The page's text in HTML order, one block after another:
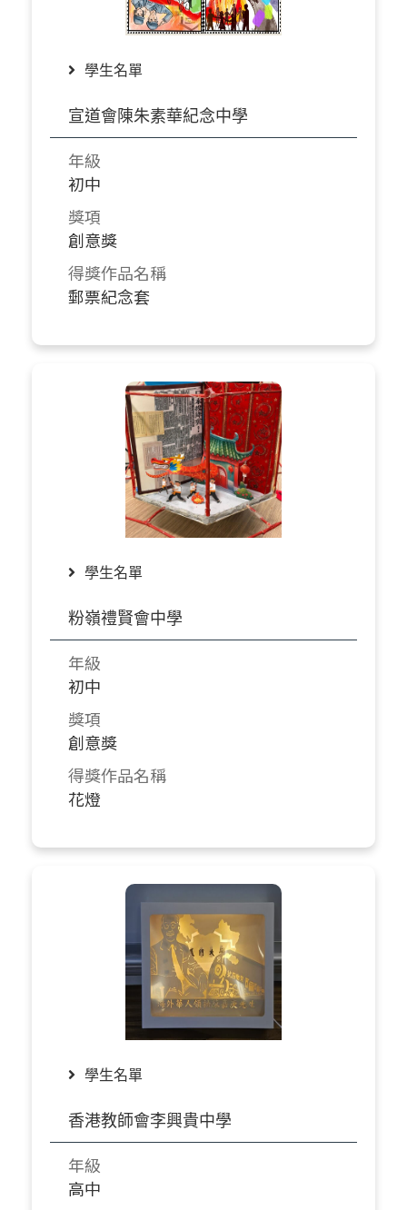
學生名單
宣道會陳朱素華紀念中學
年級
初中
獎項
創意獎
得獎作品名稱
郵票紀念套
學生名單
粉嶺禮賢會中學
年級
初中
獎項
創意獎
得獎作品名稱
花燈
學生名單
香港教師會李興貴中學
年級
高中